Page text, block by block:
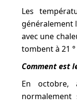
Les
généralement
avec une
tombent à 21
Comment est
En